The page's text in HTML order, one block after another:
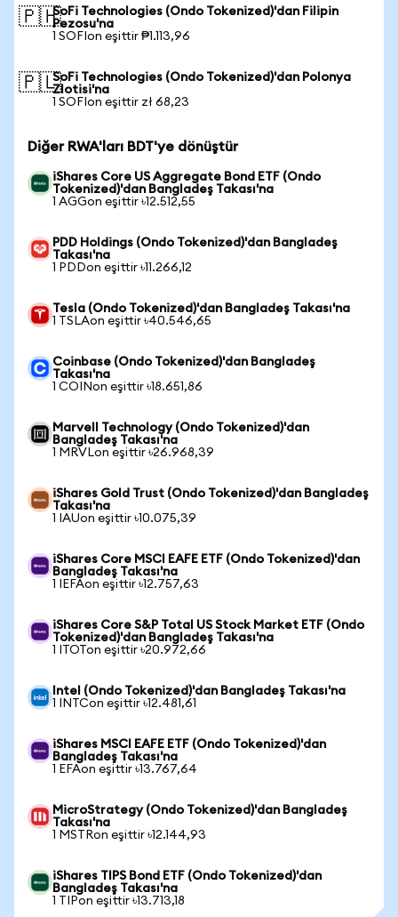
🇵🇭SoFi Technologies (Ondo Tokenized)'dan Filipin
Pezosu'na
1 SOFIon eşittir ₱1.113,96
🇵🇱SoFi Technologies (Ondo Tokenized)'dan Polonya
Zlotisi'na
1 SOFIon eşittir zł 68,23
Diğer RWA'ları BDT'ye dönüştür
iShares Core US Aggregate Bond ETF (Ondo
Tokenized)'dan Bangladeş Takası'na
1 AGGon eşittir ৳12.512,55
PDD Holdings (Ondo Tokenized)'dan Bangladeş
Takası'na
1 PDDon eşittir ৳11.266,12
Tesla (Ondo Tokenized)'dan Bangladeş Takası'na
1 TSLAon eşittir ৳40.546,65
Coinbase (Ondo Tokenized)'dan Bangladeş
Takası'na
1 COINon eşittir ৳18.651,86
Marvell Technology (Ondo Tokenized)'dan
Bangladeş Takası'na
1 MRVLon eşittir ৳26.968,39
iShares Gold Trust (Ondo Tokenized)'dan Bangladeş
Takası'na
1 IAUon eşittir ৳10.075,39
iShares Core MSCI EAFE ETF (Ondo Tokenized)'dan
Bangladeş Takası'na
1 IEFAon eşittir ৳12.757,63
iShares Core S&P Total US Stock Market ETF (Ondo
Tokenized)'dan Bangladeş Takası'na
1 ITOTon eşittir ৳20.972,66
Intel (Ondo Tokenized)'dan Bangladeş Takası'na
1 INTCon eşittir ৳12.481,61
iShares MSCI EAFE ETF (Ondo Tokenized)'dan
Bangladeş Takası'na
1 EFAon eşittir ৳13.767,64
MicroStrategy (Ondo Tokenized)'dan Bangladeş
Takası'na
1 MSTRon eşittir ৳12.144,93
iShares TIPS Bond ETF (Ondo Tokenized)'dan
Bangladeş Takası'na
1 TIPon eşittir ৳13.713,18